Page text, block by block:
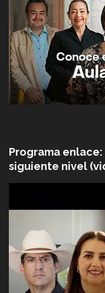
Programa
siguiente nivel